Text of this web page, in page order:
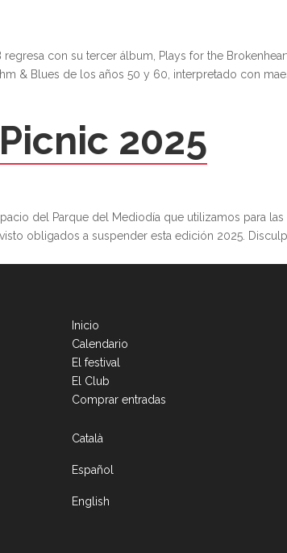
regresa con su tercer álbum, Plays for the
& Blues de los años 50 y 60, interpretado con
2025
del Parque del Mediodía que utilizamos para las
obligados a suspender esta edición 2025.
Inicio
Calendario
El festival
El Club
Comprar entradas
Català
Español
English